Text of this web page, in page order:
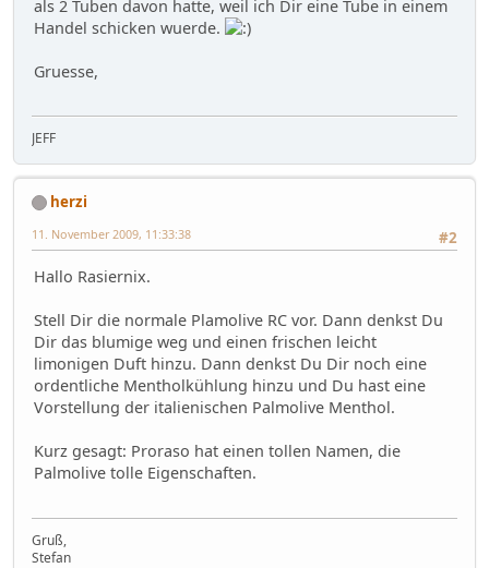
als 2 Tuben davon hatte, weil ich Dir eine Tube in einem
Handel schicken wuerde.
Gruesse,
JEFF
herzi
#2
11. November 2009, 11:33:38
Hallo Rasiernix.
Stell Dir die normale Plamolive RC vor. Dann denkst Du
Dir das blumige weg und einen frischen leicht
limonigen Duft hinzu. Dann denkst Du Dir noch eine
ordentliche Mentholkühlung hinzu und Du hast eine
Vorstellung der italienischen Palmolive Menthol.
Kurz gesagt: Proraso hat einen tollen Namen, die
Palmolive tolle Eigenschaften.
Gruß,
Stefan